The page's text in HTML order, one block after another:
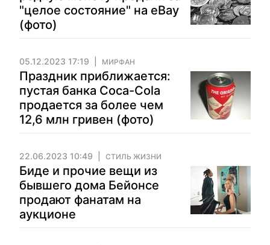
"целое состояние" на eBay
(фото)
05.12.2023 17:19 МИРФАН
Праздник приближается:
пустая банка Coca-Cola
продается за более чем
12,6 млн гривен (фото)
22.06.2023 10:49 СТИЛЬ ЖИЗНИ
Биде и прочие вещи из
бывшего дома Бейонсе
продают фанатам на
аукционе